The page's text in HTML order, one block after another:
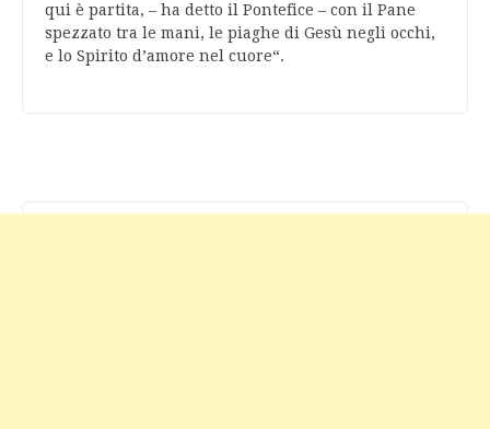
qui è partita, – ha detto il Pontefice – con il Pane
spezzato tra le mani, le piaghe di Gesù negli occhi,
e lo Spirito d’amore nel cuore“.